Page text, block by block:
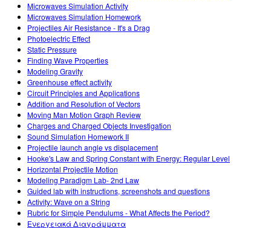
Microwaves Simulation Activity
Microwaves Simulation Homework
Projectiles Air Resistance - It's a Drag
Photoelectric Effect
Static Pressure
Finding Wave Properties
Modeling Gravity
Greenhouse effect activity
Circuit Principles and Applications
Addition and Resolution of Vectors
Moving Man Motion Graph Review
Charges and Charged Objects Investigation
Sound Simulation Homework II
Projectile launch angle vs displacement
Hooke's Law and Spring Constant with Energy: Regular Level
Horizontal Projectile Motion
Modeling Paradigm Lab- 2nd Law
Guided lab with instructions, screenshots and questions
Activity: Wave on a String
Rubric for Simple Pendulums - What Affects the Period?
Ενεργειακά Διαγράμματα